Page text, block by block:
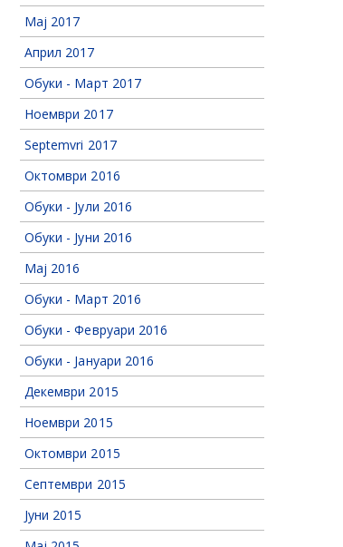
Мај 2017
Април 2017
Обуки - Март 2017
Ноември 2017
Septemvri 2017
Октомври 2016
Обуки - Јули 2016
Обуки - Јуни 2016
Мај 2016
Обуки - Март 2016
Обуки - Февруари 2016
Обуки - Јануари 2016
Декември 2015
Ноември 2015
Октомври 2015
Септември 2015
Јуни 2015